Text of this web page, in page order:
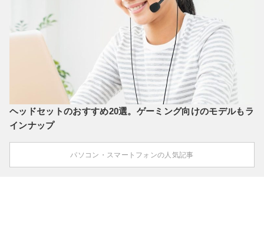
ヘッドセットのおすすめ20選。ゲーミング向けのモデルもラ
インナップ
パソコン・スマートフォンの人気記事